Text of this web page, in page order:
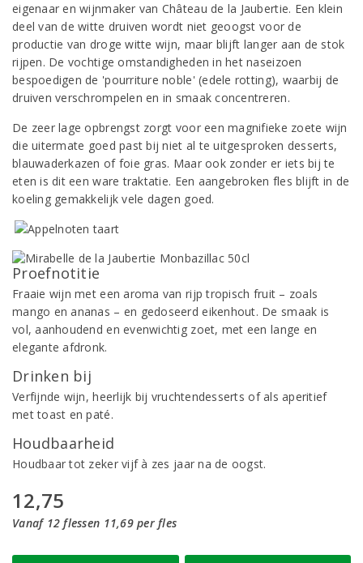
eigenaar en wijnmaker van Château de la Jaubertie. Een klein
deel van de witte druiven wordt niet geoogst voor de
productie van droge witte wijn, maar blijft langer aan de stok
rijpen. De vochtige omstandigheden in het naseizoen
bespoedigen de 'pourriture noble' (edele rotting), waarbij de
druiven verschrompelen en in smaak concentreren.
De zeer lage opbrengst zorgt voor een magnifieke zoete wijn
die uitermate goed past bij niet al te uitgesproken desserts,
blauwaderkazen of foie gras. Maar ook zonder er iets bij te
eten is dit een ware traktatie. Een aangebroken fles blijft in de
koeling gemakkelijk vele dagen goed.
Proefnotitie
Fraaie wijn met een aroma van rijp tropisch fruit – zoals
mango en ananas – en gedoseerd eikenhout. De smaak is
vol, aanhoudend en evenwichtig zoet, met een lange en
elegante afdronk.
Drinken bij
Verfijnde wijn, heerlijk bij vruchtendesserts of als aperitief
met toast en paté.
Houdbaarheid
Houdbaar tot zeker vijf à zes jaar na de oogst.
12,75
Vanaf 12 flessen 11,69 per fles